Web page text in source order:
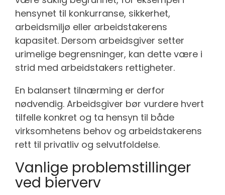
hensynet til konkurranse, sikkerhet,
arbeidsmiljø eller arbeidstakerens
kapasitet. Dersom arbeidsgiver setter
urimelige begrensninger, kan dette være i
strid med arbeidstakers rettigheter.
En balansert tilnærming er derfor
nødvendig. Arbeidsgiver bør vurdere hvert
tilfelle konkret og ta hensyn til både
virksomhetens behov og arbeidstakerens
rett til privatliv og selvutfoldelse.
Vanlige problemstillinger
ved bierverv